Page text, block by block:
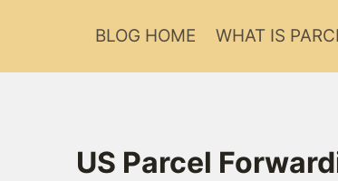
BLOG HOME WHAT IS
US Parcel